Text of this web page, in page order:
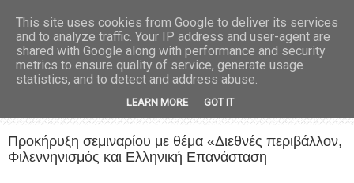
Προκήρυξη σεμιναρίου με θέμα «Διεθνές περιβάλλον,
Φιλεννηνισμός και Ελληνική Επανάσταση
This site uses cookies from Google to deliver its services
and to analyze traffic. Your IP address and user-agent are
shared with Google along with performance and security
metrics to ensure quality of service, generate usage
statistics, and to detect and address abuse.
LEARN MORE GOT IT